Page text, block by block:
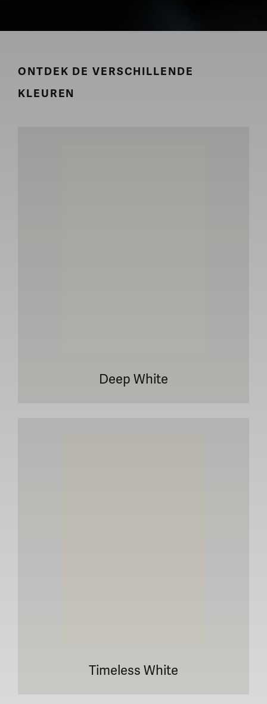
ONTDEK DE VERSCHILLENDE
KLEUREN
Deep White
Timeless White